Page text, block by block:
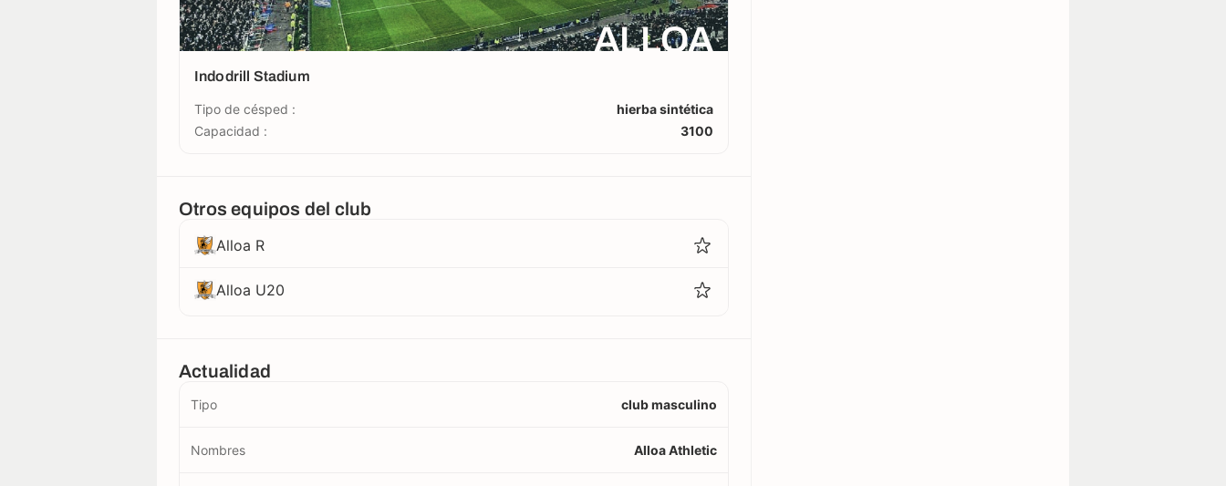
ALLOA
Indodrill Stadium
Tipo de césped :
hierba sintética
Capacidad :
3100
Otros equipos del club
Alloa R
Alloa U20
Actualidad
Tipo club masculino
Nombres Alloa Athletic